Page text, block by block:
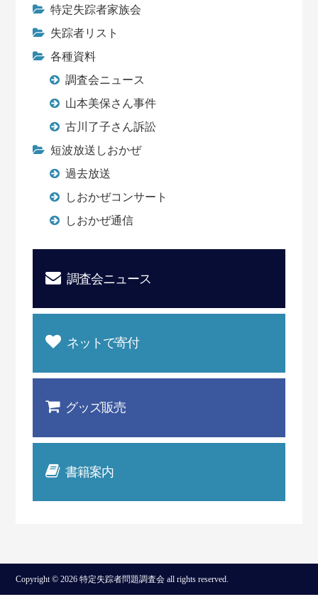
特定失踪者家族会
失踪者リスト
各種資料
調査会ニュース
山本美保さん事件
古川了子さん訴訟
短波放送しおかぜ
過去放送
しおかぜコンサート
しおかぜ通信
調査会ニュース
ネットで寄付
グッズ販売
書籍案内
Copyright © 2026 特定失踪者問題調査会 all rights reserved.